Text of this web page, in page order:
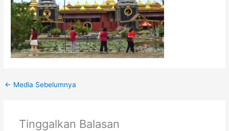
← Media Sebelumnya
Tinggalkan Balasan